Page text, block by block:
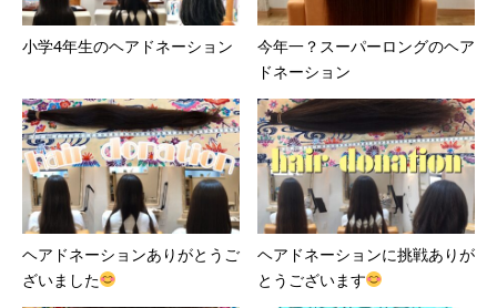
小学4年生のヘアドネーション
今年一？スーパーロングのヘア
ドネーション
ヘアドネーションありがとうご
ざいました
ヘアドネーションに挑戦ありが
とうございます